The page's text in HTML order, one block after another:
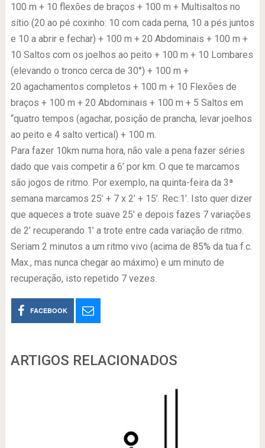
100 m + 10 flexões de braços + 100 m + Multisaltos no
sítio (20 ao pé coxinho: 10 com cada perna, 10 a pés juntos
e 10 a abrir e fechar) + 100 m + 20 Abdominais + 100 m +
10 Saltos com os joelhos ao peito + 100 m + 10 Lombares
(elevando o tronco cerca de 30°) + 100 m +
20 agachamentos completos + 100 m + 10 Flexões de
braços + 100 m + 20 Abdominais + 100 m + 5 Saltos em
“quatro tempos (agachar, posição de prancha, levar joelhos
ao peito e 4 salto vertical) + 100 m.
Para fazer 10km numa hora, não vale a pena fazer séries
dado que vais competir a 6’ por km. O que te marcamos
são jogos de ritmo. Por exemplo, na quinta-feira da 3ª
semana marcamos 25’ + 7 x 2’ + 15’. Rec:1’. Isto quer dizer
que aqueces a trote suave 25’ e depois fazes 7 variações
de 2’ recuperando 1’ a trote entre cada variação de ritmo.
Seriam 2 minutos a um ritmo vivo (acima de 85% da tua f.c.
Max., mas nunca chegar ao máximo) e um minuto de
recuperação, isto repetido 7 vezes.
FACEBOOK
ARTIGOS RELACIONADOS